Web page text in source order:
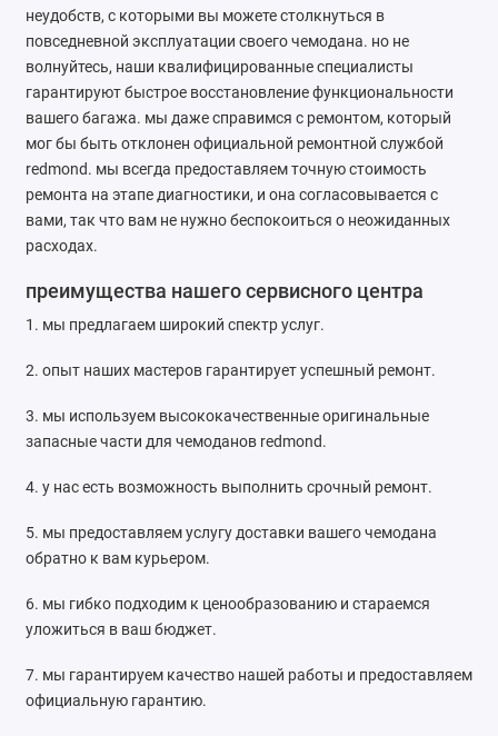
неудобств, с которыми вы можете столкнуться в
повседневной эксплуатации своего чемодана. но не
волнуйтесь, наши квалифицированные специалисты
гарантируют быстрое восстановление функциональности
вашего багажа. мы даже справимся с ремонтом, который
мог бы быть отклонен официальной ремонтной службой
redmond. мы всегда предоставляем точную стоимость
ремонта на этапе диагностики, и она согласовывается с
вами, так что вам не нужно беспокоиться о неожиданных
расходах.
преимущества нашего сервисного центра
1. мы предлагаем широкий спектр услуг.
2. опыт наших мастеров гарантирует успешный ремонт.
3. мы используем высококачественные оригинальные
запасные части для чемоданов redmond.
4. у нас есть возможность выполнить срочный ремонт.
5. мы предоставляем услугу доставки вашего чемодана
обратно к вам курьером.
6. мы гибко подходим к ценообразованию и стараемся
уложиться в ваш бюджет.
7. мы гарантируем качество нашей работы и предоставляем
официальную гарантию.